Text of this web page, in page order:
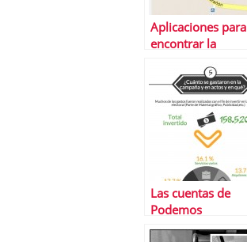
Aplicaciones para
encontrar la
barata
Las cuentas de
Podemos